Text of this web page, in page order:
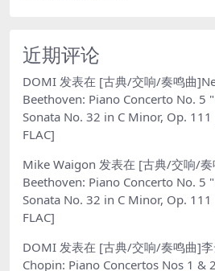
近期评论
DOMI 发表在 [古典/交响/奏鸣曲
Beethoven: Piano Concerto No. 5
Sonata No. 32 in C Minor, Op.
FLAC]
Mike Waigon 发表在 [古典/交响/
Beethoven: Piano Concerto No. 5
Sonata No. 32 in C Minor, Op.
FLAC]
DOMI 发表在 [古典/交响/奏鸣曲]
Chopin: Piano Concertos Nos 1 &